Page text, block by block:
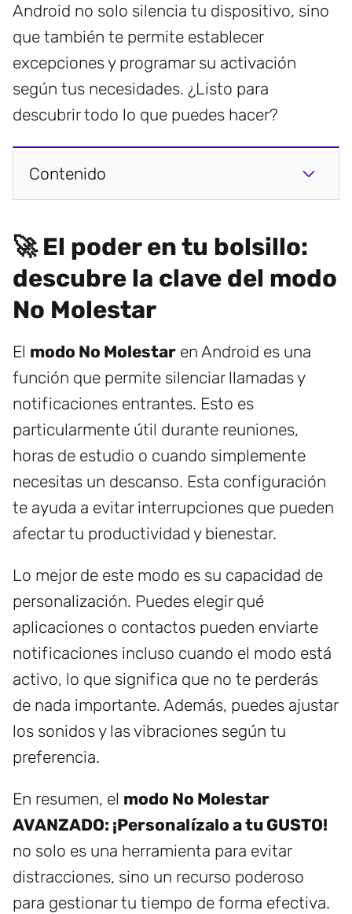
Android no solo silencia tu dispositivo, sino
que también te permite establecer
excepciones y programar su activación
según tus necesidades. ¿Listo para
descubrir todo lo que puedes hacer?
Contenido
🚀 El poder en tu bolsillo:
descubre la clave del modo
No Molestar
El modo No Molestar en Android es una
función que permite silenciar llamadas y
notificaciones entrantes. Esto es
particularmente útil durante reuniones,
horas de estudio o cuando simplemente
necesitas un descanso. Esta configuración
te ayuda a evitar interrupciones que pueden
afectar tu productividad y bienestar.
Lo mejor de este modo es su capacidad de
personalización. Puedes elegir qué
aplicaciones o contactos pueden enviarte
notificaciones incluso cuando el modo está
activo, lo que significa que no te perderás
de nada importante. Además, puedes ajustar
los sonidos y las vibraciones según tu
preferencia.
En resumen, el modo No Molestar
AVANZADO: ¡Personalízalo a tu GUSTO!
no solo es una herramienta para evitar
distracciones, sino un recurso poderoso
para gestionar tu tiempo de forma efectiva.